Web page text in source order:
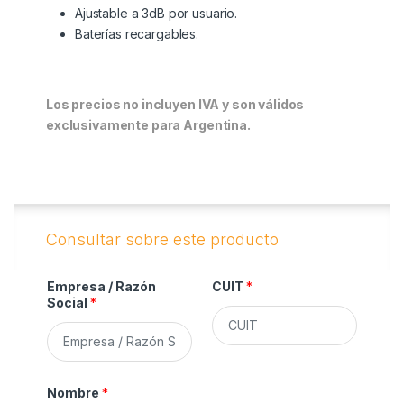
Ajustable a 3dB por usuario.
Baterías recargables.
Los precios no incluyen IVA y son válidos
exclusivamente para Argentina.
Empresa / Razón
Social *
CUIT *
Nombre *